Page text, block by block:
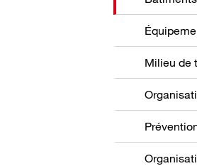
Milieu de